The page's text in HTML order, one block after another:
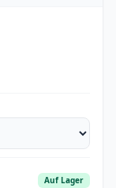
Auf Lager